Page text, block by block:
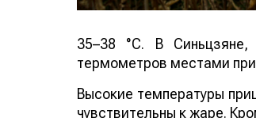
35–38 °C. В
термометров местами
Высокие температуры
чувствительны к жаре.